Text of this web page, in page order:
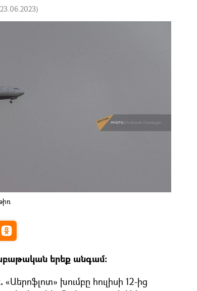
)
երեք անգամ։
«Աերոֆլոտ» խումբը հուլիսի 12-ից